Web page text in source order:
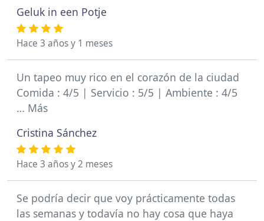
Geluk in een Potje
Hace 3 años y 1 meses
Un tapeo muy rico en el corazón de la ciudad
Comida : 4/5 | Servicio : 5/5 | Ambiente : 4/5
… Más
Cristina Sánchez
Hace 3 años y 2 meses
Se podría decir que voy prácticamente todas
las semanas y todavía no hay cosa que haya